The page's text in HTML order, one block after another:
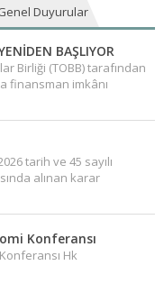
Duyurular
BAŞLIYOR
Birliği (TOBB) tarafından
finansman imkânı
8 Haziran 2026
tarih ve 45 sayılı
alınan karar
TL olarak
Konferansı
Hk